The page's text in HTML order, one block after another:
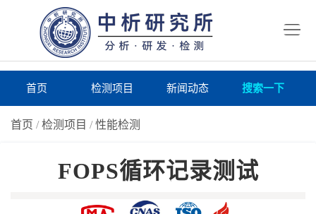
首页 检测项目 新闻动态 搜索一下
首页 /检测项目 /性能检测
FOPS循环记录测试